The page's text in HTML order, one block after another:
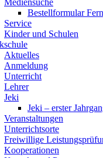
Mediensuche
Bestellformular
Service
Kinder und Schulen
Aktuelles
Anmeldung
Unterricht
Lehrer
Jeki
Jeki – erster
Veranstaltungen
Unterrichtsorte
Freiwillige
Kooperationen